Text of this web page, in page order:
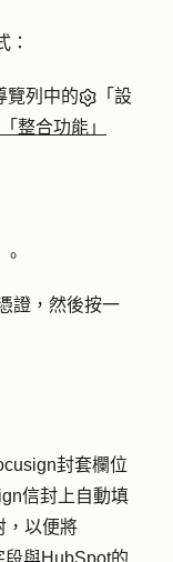
：
覽列中的
「設
「整合功能」
。
證 ，然後按一
封套欄位
信封上自動填
，以便將
段與HubSpot的